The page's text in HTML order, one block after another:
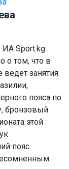
ИА Sport.kg
о том, что в
занятия
пояса по
бронзовый
этой
пояс